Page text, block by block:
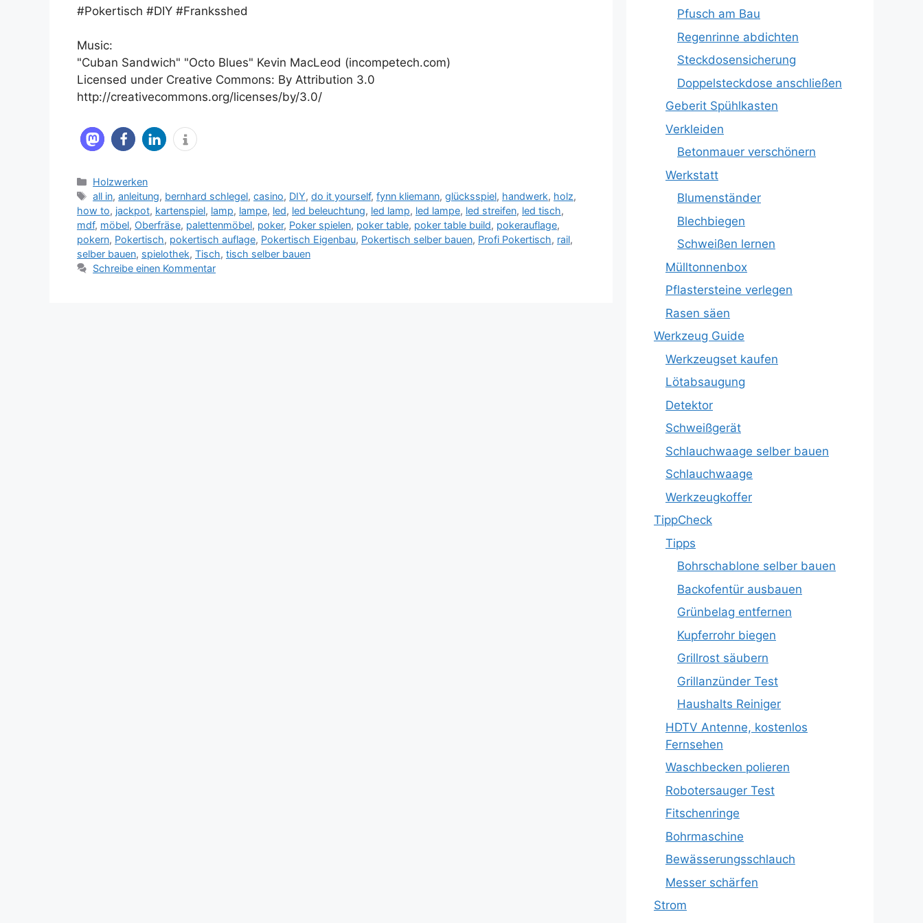
#Pokertisch #DIY #Franksshed
Music:
"Cuban Sandwich" "Octo Blues" Kevin MacLeod (incompetech.com)
Licensed under Creative Commons: By Attribution 3.0
http://creativecommons.org/licenses/by/3.0/
Kategorien
Holzwerken
Schlagwörter
all in,anleitung, bernhard schlegel,casino, DIY,do it yourself,fynn kliemann,glücksspiel, handwerk, holz,
how to, jackpot, kartenspiel, lamp, lampe, led, led beleuchtung, led lamp, led lampe, led streifen, led tisch,
mdf, möbel, Oberfräse, palettenmöbel, poker, Poker spielen, poker table, poker table build, pokerauflage,
pokern, Pokertisch, pokertisch auflage, Pokertisch Eigenbau, Pokertisch selber bauen, Profi Pokertisch, rail,
selber bauen, spielothek, Tisch, tisch selber bauen
Schreibe einen Kommentar
Pfusch am Bau
Regenrinne abdichten
Steckdosensicherung
Doppelsteckdose anschließen
Geberit Spühlkasten
Verkleiden
Betonmauer verschönern
Werkstatt
Blumenständer
Blechbiegen
Schweißen lernen
Mülltonnenbox
Pflastersteine verlegen
Rasen säen
Werkzeug Guide
Werkzeugset kaufen
Lötabsaugung
Detektor
Schweißgerät
Schlauchwaage selber bauen
Schlauchwaage
Werkzeugkoffer
TippCheck
Tipps
Bohrschablone selber bauen
Backofentür ausbauen
Grünbelag entfernen
Kupferrohr biegen
Grillrost säubern
Grillanzünder Test
Haushalts Reiniger
HDTV Antenne, kostenlos
Fernsehen
Waschbecken polieren
Robotersauger Test
Fitschenringe
Bohrmaschine
Bewässerungsschlauch
Messer schärfen
Strom